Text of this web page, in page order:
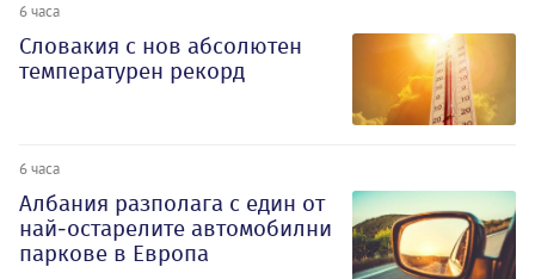
6 часа
Словакия с нов абсолютен
температурен рекорд
6 часа
Албания разполага с един от
най-остарелите автомобилни
паркове в Европа